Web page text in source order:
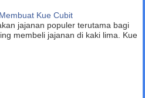
Kue Cubit
jajanan populer terutama bagi
membeli jajanan di kaki lima. Kue